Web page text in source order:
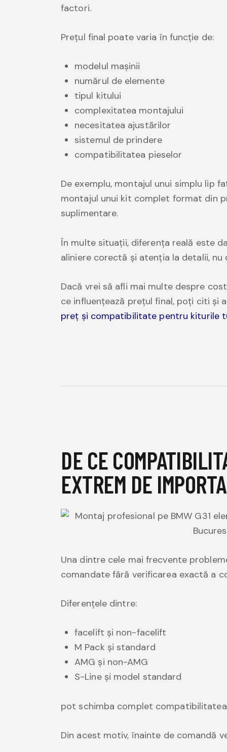
factori.
Prețul final poate varia în funcție de:
modelul mașinii
numărul de elemente
tipul kitului
complexitatea montajului
necesitatea ajustărilor
sistemul de prindere
compatibilitatea pieselor
De exemplu, montajul unui simplu lip
montajul unui kit complet format din
suplimentare.
În multe situații, diferența reală este
aliniere corectă și atenția la detalii,
Dacă vrei să afli mai multe despre
ce influențează prețul final, poți citi și
preț și compatibilitate pentru kiturile
DE CE
EXTREM DE
Una dintre cele mai frecvente
comandate fără verificarea exactă a
Diferențele dintre:
facelift și non-facelift
M Pack și standard
AMG și non-AMG
S-Line și model standard
pot schimba complet
Din acest motiv, înainte de comandă